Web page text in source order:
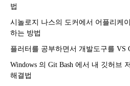
법
시놀로지 나스의 도커에서 어플리케
하는 방법
플러터를 공부하면서 개발도구를 VS
Windows 의 Git Bash 에서 내 깃허브
해결법